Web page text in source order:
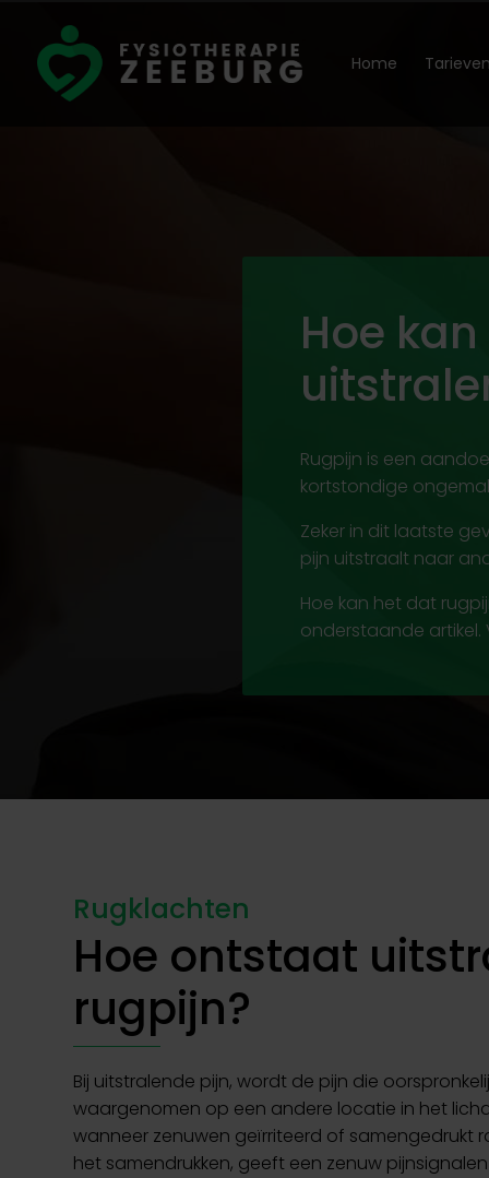
Home Tarieven
Hoe
Rugpijn is een
kortstondige
Zeker in dit laatste
pijn uitstraalt naar
Hoe kan het dat
onderstaande artikel.
Rugklachten
Hoe ontstaat
rugpijn?
Bij uitstralende pijn, wordt de pijn die
waargenomen op een andere locatie in het
wanneer zenuwen geïrriteerd of samengedrukt
het samendrukken, geeft een zenuw